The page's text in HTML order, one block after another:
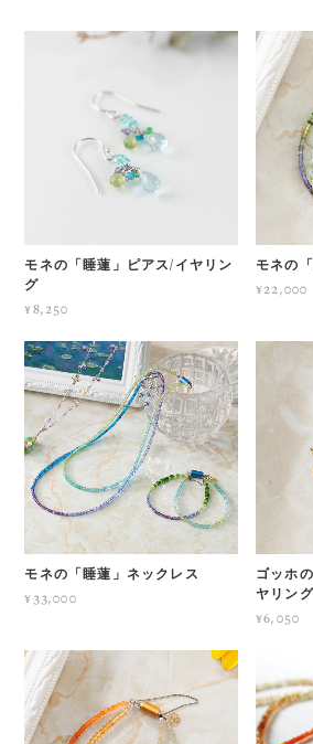
モネの「睡蓮」ピアス/イヤリン
グ
¥8,250
モネの
¥22,000
モネの「睡蓮」ネックレス
¥33,000
ゴッホ
ヤリング
¥6,050